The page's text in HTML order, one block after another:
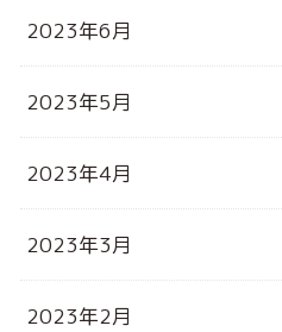
2023年6月
2023年5月
2023年4月
2023年3月
2023年2月